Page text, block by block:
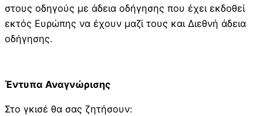
στους οδηγούς με άδεια οδήγησης που έχει εκδοθεί
εκτός Ευρώπης να έχουν μαζί τους και Διεθνή άδεια
οδήγησης.
Έντυπα Αναγνώρισης
Στο γκισέ θα σας ζητήσουν: